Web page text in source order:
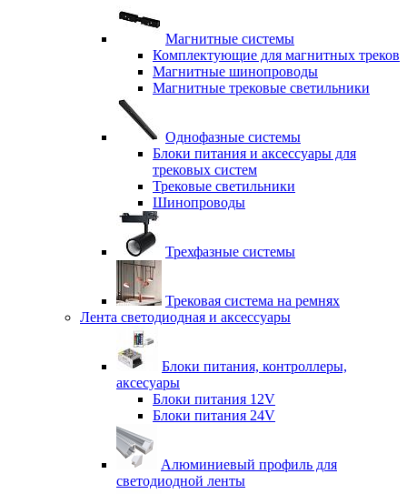
Магнитные системы
Комплектующие для магнитных треков
Магнитные шинопроводы
Магнитные трековые светильники
Однофазные системы
Блоки питания и аксессуары для
трековых систем
Трековые светильники
Шинопроводы
Трехфазные системы
Трековая система на ремнях
Лента светодиодная и аксессуары
Блоки питания, контроллеры,
аксесуары
Блоки питания 12V
Блоки питания 24V
Алюминиевый профиль для
светодиодной ленты